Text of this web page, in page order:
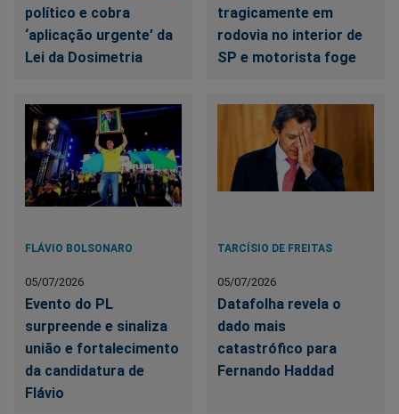
político e cobra
‘aplicação urgente’ da
Lei da Dosimetria
tragicamente em
rodovia no interior de
SP e motorista foge
FLÁVIO BOLSONARO
05/07/2026
Evento do PL
surpreende e sinaliza
união e fortalecimento
da candidatura de
Flávio
TARCÍSIO DE FREITAS
05/07/2026
Datafolha revela o
dado mais
catastrófico para
Fernando Haddad